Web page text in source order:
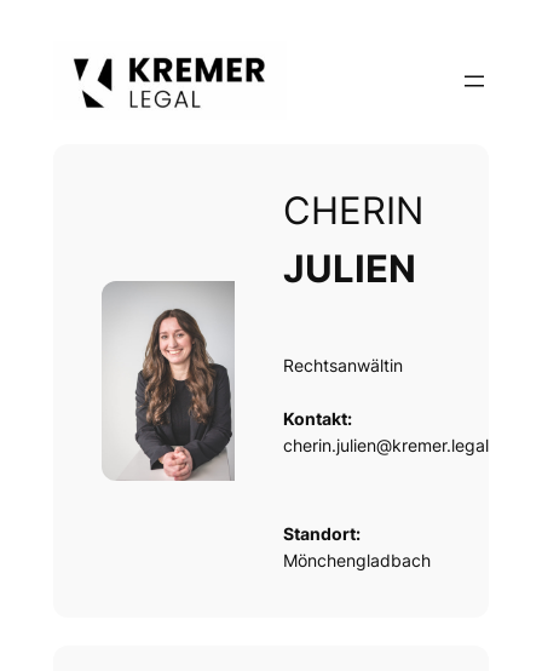
CHERIN
JULIEN
Rechtsanwältin
Kontakt:
cherin.julien@kremer.legal
Standort:
Mönchengladbach